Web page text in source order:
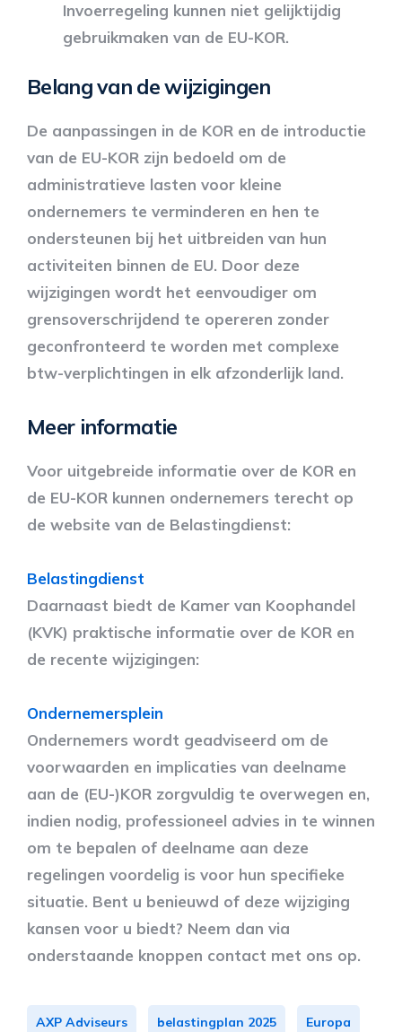
Invoerregeling kunnen niet gelijktijdig
gebruikmaken van de EU-KOR.
Belang van de wijzigingen
De aanpassingen in de KOR en de introductie
van de EU-KOR zijn bedoeld om de
administratieve lasten voor kleine
ondernemers te verminderen en hen te
ondersteunen bij het uitbreiden van hun
activiteiten binnen de EU. Door deze
wijzigingen wordt het eenvoudiger om
grensoverschrijdend te opereren zonder
geconfronteerd te worden met complexe
btw-verplichtingen in elk afzonderlijk land.
Meer informatie
Voor uitgebreide informatie over de KOR en
de EU-KOR kunnen ondernemers terecht op
de website van de Belastingdienst:
Belastingdienst
Daarnaast biedt de Kamer van Koophandel
(KVK) praktische informatie over de KOR en
de recente wijzigingen:
Ondernemersplein
Ondernemers wordt geadviseerd om de
voorwaarden en implicaties van deelname
aan de (EU-)KOR zorgvuldig te overwegen en,
indien nodig, professioneel advies in te winnen
om te bepalen of deelname aan deze
regelingen voordelig is voor hun specifieke
situatie. Bent u benieuwd of deze wijziging
kansen voor u biedt? Neem dan via
onderstaande knoppen contact met ons op.
AXP Adviseurs belastingplan 2025 Europa